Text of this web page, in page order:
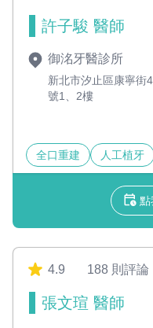
許子駿 醫師
御洺牙醫診所
新北市汐止區康寧街
號1、2樓
全口重建 人工植牙
點
4.9 188 則評論
張文瑄 醫師